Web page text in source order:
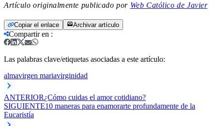
Artículo originalmente publicado por Web Católico de Javier
Copiar el enlace Archivar artículo
Compartir en :
Las palabras clave/etiquetas asociadas a este artículo:
almavirgen mariavirginidad
ANTERIOR¿Cómo cuidas el amor cotidiano?
SIGUIENTE10 maneras para enamorarte profundamente de la
Eucaristía